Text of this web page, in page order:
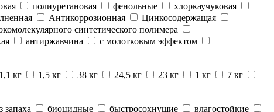
полиуретановая фенольные
хлоркаучуковая
Антикоррозионная
Цинкосодержащая
синтетического полимера
антиржавчина
с молотковым эффектом
1,1 кг 1,5 кг 38 кг 24,5 кг 23 кг 1 кг
7 кг
запаха биоцидные быстросохнущие влагостойкие